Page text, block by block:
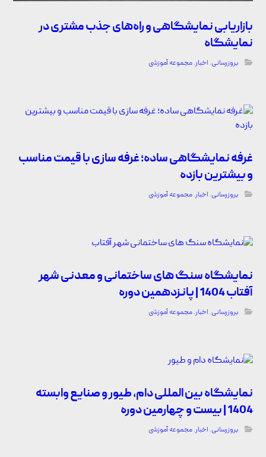
بازاریابی نمایشگاهی و راه‌های جذب مشتری در
نمایشگاه
بروزرسانی, اخبار,مجموعه آموزشی
غرفه نمایشگاهی ساده؛ غرفه سازی با قیمت مناسب
و بیشترین بازده
بروزرسانی, اخبار,مجموعه آموزشی
نمایشگاه سنگ های ساختمانی و معدنی شهر
آفتاب 1404 | پانزدهمین دوره
بروزرسانی, اخبار,مجموعه آموزشی
نمایشگاه بین المللی دام، طیور و صنایع وابسته
1404 | بیست و چهارمین دوره
بروزرسانی, اخبار,مجموعه آموزشی